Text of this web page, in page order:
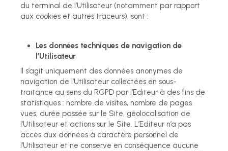
du terminal de l’Utilisateur (notamment par rapport
aux cookies et autres traceurs), sont :
Les données techniques de navigation de
l’Utilisateur
Il s’agit uniquement des données anonymes de
navigation de l’Utilisateur collectées en sous-
traitance au sens du RGPD par l’Editeur à des fins de
statistiques : nombre de visites, nombre de pages
vues, durée passée sur le Site, géolocalisation de
l’Utilisateur et actions sur le Site. L’Editeur n’a pas
accès aux données à caractère personnel de
l’Utilisateur et ne conserve en conséquence aucune